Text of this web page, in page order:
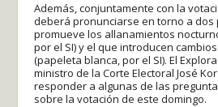
Además, conjuntamente con la
deberá pronunciarse en torno a dos
promueve los allanamientos
por el SI) y el que introducen
(papeleta blanca, por el SI). El
ministro de la Corte Electoral José
responder a algunas de las
sobre la votación de este domingo.